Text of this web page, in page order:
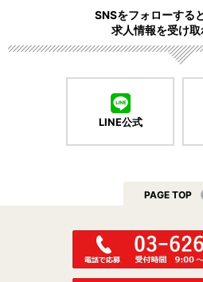
SNSをフォローする
求人情報を受け取
LINE公式
PAGE TOP